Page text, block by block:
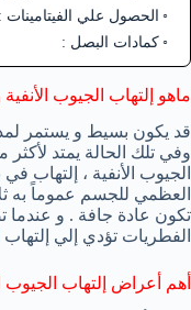
الحصول علي الفيتامينات :
كمادات البصل :
ماهو إلتهاب الجيوب
قد يكون بسيط و يستمر
وفي تلك الحالة يمتد لأكثر
الجيوب الأنفية ، إلتهاب
العظمي للجسم عموماً به
تكون عادة جافة . و عندما
الفطريات تؤدي إلي إلتهاب
أهم أعراض إلتهاب الجيوب